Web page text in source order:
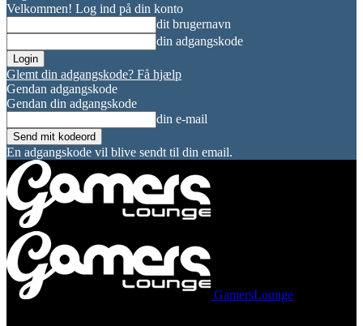
Velkommen! Log ind på din konto
dit brugernavn
din adgangskode
Glemt din adgangskode? Få hjælp
Gendan adgangskode
Gendan din adgangskode
din e-mail
En adgangskode vil blive sendt til din email.
GamersLounge